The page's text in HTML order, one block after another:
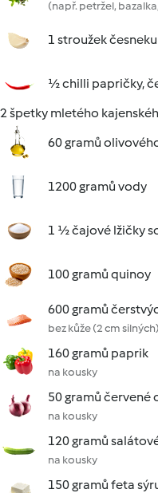
(např. petržel,
1 stroužek česneku
½ chilli papričky,
2 špetky mletého
60 gramů
1200 gramů vody
1 ½ čajové lžičky
100 gramů quinoy
600 gramů
bez kůže (2 cm silných)
160 gramů paprik
na kousky
50 gramů červené
na kousky
120 gramů
na kousky
150 gramů feta